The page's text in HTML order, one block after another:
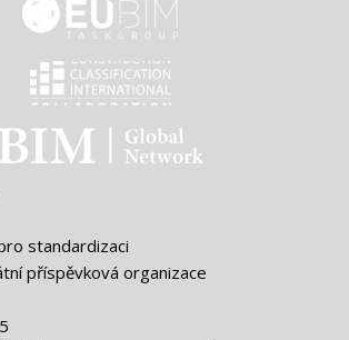
standardizaci
příspěvková organizace
EUBIM - logo
Classification international -
BIM - logo